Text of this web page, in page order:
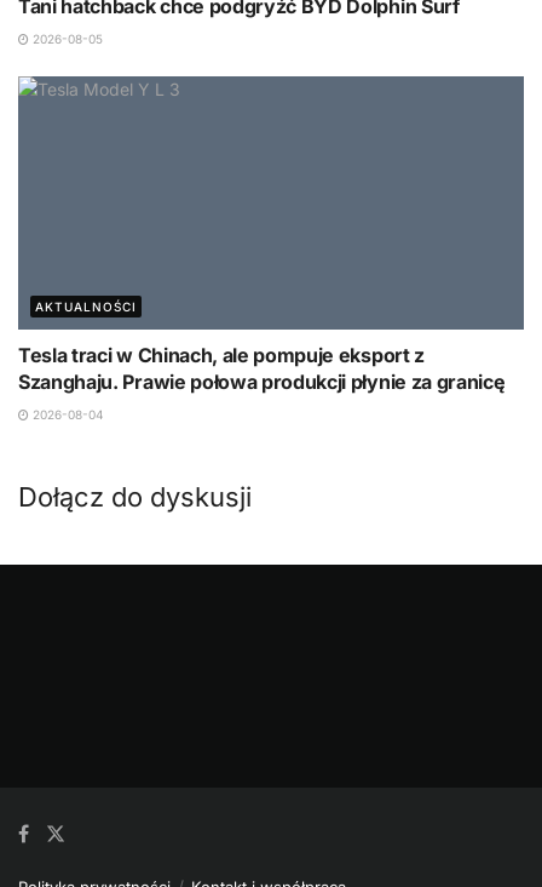
Tani hatchback chce podgryźć BYD Dolphin Surf
2026-08-05
AKTUALNOŚCI
Tesla traci w Chinach, ale pompuje eksport z
Szanghaju. Prawie połowa produkcji płynie za granicę
2026-08-04
Dołącz do dyskusji